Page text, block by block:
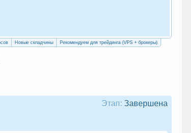
Новые складчины Рекомендуем для трейдинга (VPS + брокеры)
Этап: Завершена